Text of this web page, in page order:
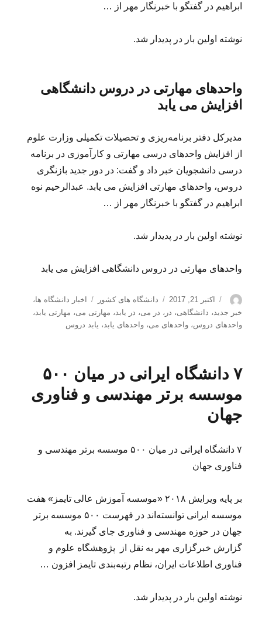
ابراهیم در گفتگو با خبرنگار مهر از …
نوشته اولین بار در پدیدار شد.
واحدهای مهارتی در دروس دانشگاهی
افزایش می یابد
مدیرکل دفتر برنامه‌ریزی و تحصیلات تکمیلی وزارت علوم
از افزایش واحدهای درسی مهارتی و کارآموزی در برنامه
درسی دانشجویان خبر داد و گفت: در دور جدید بازنگری
دروس، واحدهای مهارتی افزایش می یابد. عبدالرحیم نوه
ابراهیم در گفتگو با خبرنگار مهر از …
نوشته اولین بار در پدیدار شد.
واحدهای مهارتی در دروس دانشگاهی افزایش می یابد
نویسنده
ارسال
شده
در
اکتبر 21, 2017 دسته‌ها
دانشگاه های کشور برچسب‌ها
اخبار دانشگاه ها،
خبر جدید ، دانشگاهی، در ، در می، در یابد ، مهارتی می، مهارتی یابد ،
واحدهای دروس،واحدهای می،واحدهای یابد ، یابد دروس
۷ دانشگاه ایرانی در میان ۵۰۰
موسسه برتر مهندسی و فناوری
جهان
۷ دانشگاه ایرانی در میان ۵۰۰ موسسه برتر مهندسی و
فناوری جهان
بر پایه ویرایش ۲۰۱۸ «موسسه آموزش عالی تایمز» هفت
موسسه ایرانی توانسته‌اند در فهرست ۵۰۰ موسسه برتر
جهان در حوزه مهندسی و فناوری جای گیرند. به
گزارش خبرگزاری مهر به نقل از پژوهشگاه علوم و
فناوری اطلاعات ایران، نظام رتبه‌بندی تایمز افزون …
نوشته اولین بار در پدیدار شد.